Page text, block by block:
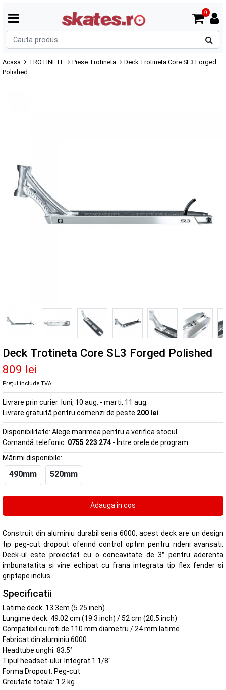
0
Acasa TROTINETE Piese Trotineta
Deck Trotineta Core SL3 Forged
Polished
Deck Trotineta Core SL3 Forged Polished
809 lei
Prețul include TVA
Livrare prin curier: luni, 10 aug. - marti, 11 aug.
Livrare gratuită pentru comenzi de peste 200 lei
Disponibilitate: Alege marimea pentru a verifica stocul
Comandă telefonic: 0755 223 274 - Între orele de program
Mărimi disponibile:
490mm 520mm
Construit din aluminiu durabil seria 6000, acest deck are un design
tip peg-cut dropout oferind control optim pentru riderii avansati.
Deck-ul este proiectat cu o concavitate de 3° pentru aderenta
imbunatatita si vine echipat cu frana integrata tip flex fender si
griptape inclus.
Specificatii
Latime deck: 13.3cm (5.25 inch)
Lungime deck: 49.02 cm (19.3 inch) / 52 cm (20.5 inch)
Compatibil cu roti de 110 mm diametru / 24 mm latime
Fabricat din aluminiu 6000
Headtube unghi: 83.5°
Tipul headset-ului: Integrat 1 1/8"
Forma Dropout: Peg-cut
Greutate totala: 1.2 kg